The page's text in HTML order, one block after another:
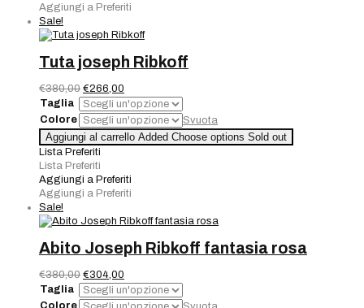
Aggiungi a Preferiti
Sale!
Tuta joseph Ribkoff
€380,00 Il
prezzo
originale
era:
€380,00.
€266,00
prezzo
attuale
è:
€266,00.
Taglia
Colore
Svuota
Tuta
joseph
Ribkoff
quantità
Aggiungi al carrello Added Choose options Sold out
Lista Preferiti
Lista Preferiti
Aggiungi a Preferiti
Aggiungi a Preferiti
Sale!
Abito Joseph Ribkoff fantasia rosa
€380,00 Il
prezzo
originale
€304,00
prezzo
attuale
Taglia